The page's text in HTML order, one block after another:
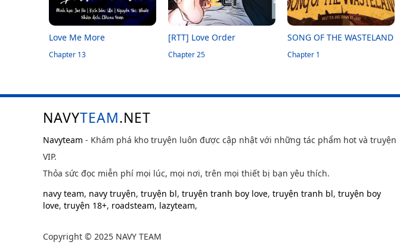
Love Me More
Chapter 13
[RTT] Love Order
Chapter 25
SONG OF THE WASTELAND
Chapter 1
NAVYTEAM.NET
Navyteam - Khám phá kho truyện luôn được cập nhật với những tác phẩm hot và truyện
VIP.
Thỏa sức đọc miễn phí mọi lúc, mọi nơi, trên mọi thiết bị bạn yêu thích.
navy team, navy truyện, truyện bl, truyện tranh boy love, truyện tranh bl, truyện boy
love, truyện 18+, roadsteam, lazyteam,
Copyright © 2025 NAVY TEAM